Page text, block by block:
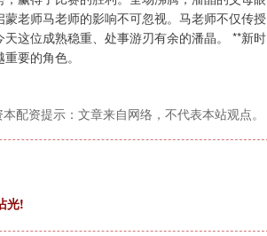
老师马老师的影响不可忽视。马老师不仅传授
这位成熟稳重、处事游刃有余的潘晶。 **新时
要的角色。
配资提示：文章来自网络，不代表本站观点。
光!